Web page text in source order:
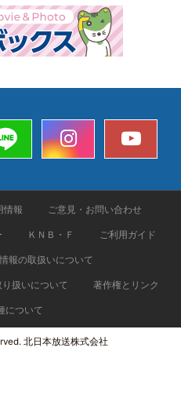
情報 ご意見・お問い合わせ
ＫＮＢ・Ｆ ご利用ガイド
報の取扱いについて
扱いについて 著作権とリンク
について
北日本放送株式会社